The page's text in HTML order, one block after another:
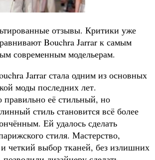
отзывы. Критики уже
Bouchra Jarrar к самым
современным модельерам.
Jarrar стала одним из основных
моды последних лет.
её стильный, но
стиль становится всё более
Ей удалось сделать
стиля. Мастерство,
четкий выбор тканей, без излишних